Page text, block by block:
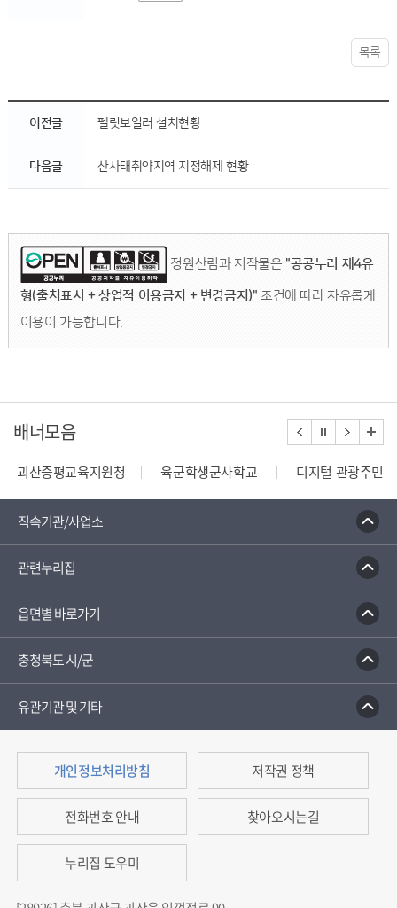
목록
이전글 펠릿보일러 설치현황
다음글 산사태취약지역 지정해제 현황
정원산림과 저작물은 "공공누리 제4유
형(출처표시 + 상업적 이용금지 + 변경금지)" 조건에 따라 자유롭게
이용이 가능합니다.
배너모음
괴산증평교육지원청 육군학생군사학교
디지털 관광주민증
직속기관/사업소
관련누리집
읍면별 바로가기
충청북도 시/군
유관기관 및 기타
개인정보처리방침 저작권 정책
전화번호 안내 찾아오시는길
누리집 도우미